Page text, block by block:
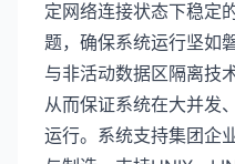
定网络连接状态下稳定
题，确保系统运行坚如
与非活动数据区隔离技
从而保证系统在大并发
运行。系统支持集团企